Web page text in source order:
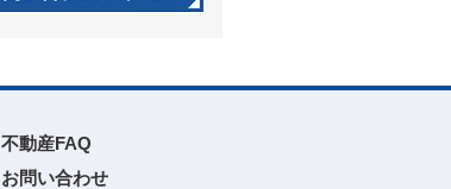
不動産FAQ
お問い合わせ